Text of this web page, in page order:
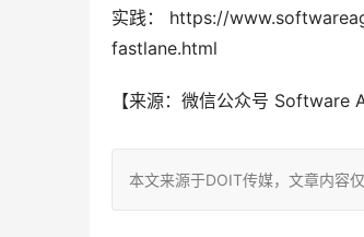
实践： https://
fastlane.html
【来源：微信公众号 Software
本文来源于DOIT传媒，文章内容